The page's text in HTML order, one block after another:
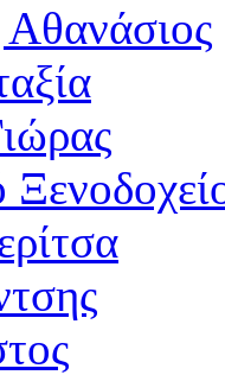
Αθανάσιος